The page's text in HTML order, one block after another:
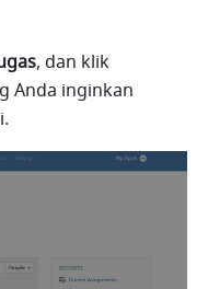
Anda inginkan